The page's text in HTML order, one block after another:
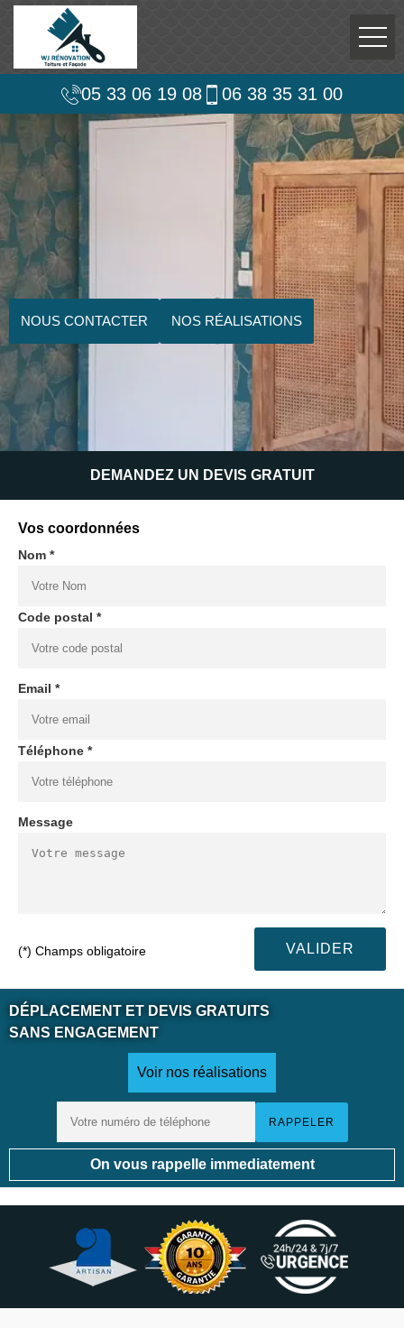
05 33 06 19 08 06 38 35 31 00
NOUS CONTACTER NOS RÉALISATIONS
DEMANDEZ UN DEVIS GRATUIT
Vos coordonnées
Nom *
Code postal *
Email *
Téléphone *
Message
(*) Champs obligatoire
DÉPLACEMENT ET DEVIS GRATUITS
SANS ENGAGEMENT
Voir nos réalisations
On vous rappelle immediatement